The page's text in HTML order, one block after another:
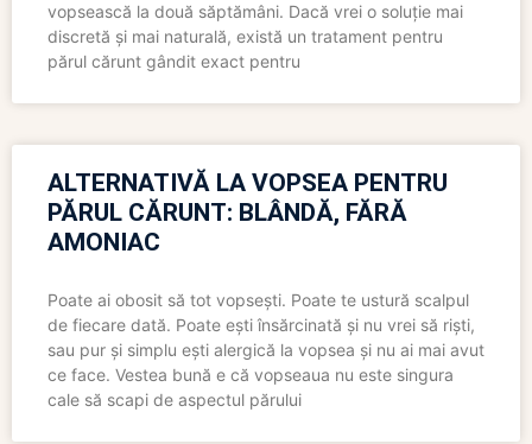
vopsească la două săptămâni. Dacă vrei o soluție mai
discretă și mai naturală, există un tratament pentru
părul cărunt gândit exact pentru
ALTERNATIVĂ LA VOPSEA PENTRU
PĂRUL CĂRUNT: BLÂNDĂ, FĂRĂ
AMONIAC
Poate ai obosit să tot vopsești. Poate te ustură scalpul
de fiecare dată. Poate ești însărcinată și nu vrei să riști,
sau pur și simplu ești alergică la vopsea și nu ai mai avut
ce face. Vestea bună e că vopseaua nu este singura
cale să scapi de aspectul părului